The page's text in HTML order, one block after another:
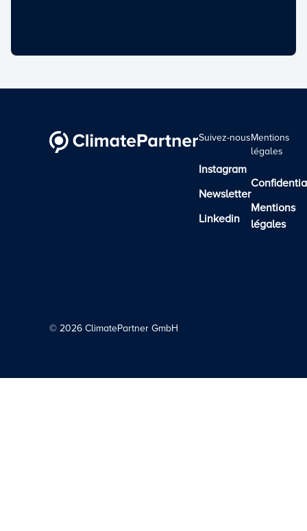
© 2026 ClimatePartner GmbH
Suivez-nous
Instagram
Newsletter
Linkedin
Mentions
légales
Mentions
légales